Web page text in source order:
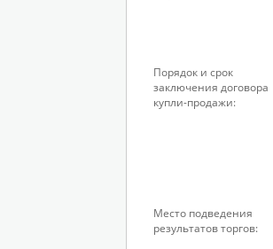
Порядок и срок
заключения договора
купли-продажи:
Место подведения
результатов торгов: